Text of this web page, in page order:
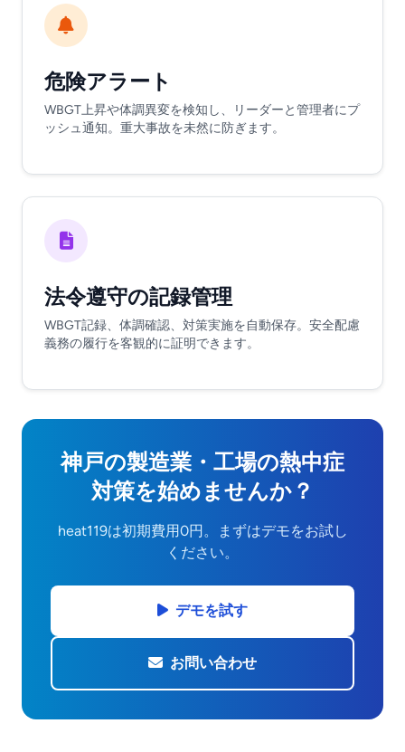
危険アラート
WBGT上昇や体調異変を検知し、リーダーと管理者にプ
ッシュ通知。重大事故を未然に防ぎます。
法令遵守の記録管理
WBGT記録、体調確認、対策実施を自動保存。安全配慮
義務の履行を客観的に証明できます。
神戸の製造業・工場の熱中症
対策を始めませんか？
heat119は初期費用0円。まずはデモをお試し
ください。
デモを試す
お問い合わせ